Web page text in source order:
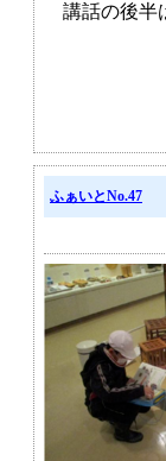
講話の後半
ふぁいとNo.47